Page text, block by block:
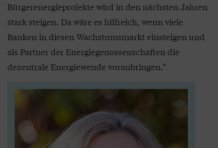
Bürgerenergieprojekte wird in den nächsten Jahren
stark steigen. Da wäre es hilfreich, wenn viele
Banken in diesen Wachstumsmarkt einsteigen und
als Partner der Energiegenossenschaften die
dezentrale Energiewende voranbringen.“